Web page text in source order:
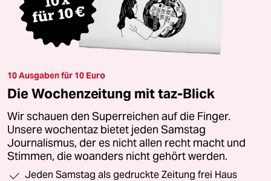
10 Ausgaben für 10 Euro
Die Wochenzeitung mit taz-Blick
Wir schauen den Superreichen auf die Finger.
Unsere wochentaz bietet jeden Samstag
Journalismus, der es nicht allen recht macht und
Stimmen, die woanders nicht gehört werden.
Jeden Samstag als gedruckte Zeitung frei Haus